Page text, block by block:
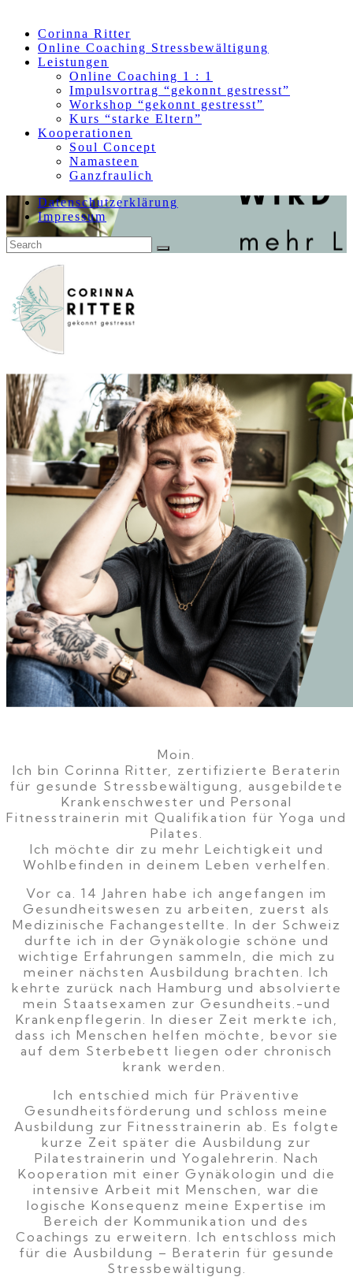
content
Corinna Ritter
Online Coaching Stressbewältigung
Leistungen
Online Coaching 1 : 1
Impulsvortrag “gekonnt gestresst”
Workshop “gekonnt gestresst”
Kurs “starke Eltern”
Kooperationen
Soul Concept
Namasteen
Ganzfraulich
Datenschutzerklärung
Impressum
Moin.
Ich bin Corinna Ritter, zertifizierte Beraterin
für gesunde Stressbewältigung, ausgebildete
Krankenschwester und Personal
Fitnesstrainerin mit Qualifikation für Yoga und
Pilates.
Ich möchte dir zu mehr Leichtigkeit und
Wohlbefinden in deinem Leben verhelfen.
Vor ca. 14 Jahren habe ich angefangen im
Gesundheitswesen zu arbeiten, zuerst als
Medizinische Fachangestellte. In der Schweiz
durfte ich in der Gynäkologie schöne und
wichtige Erfahrungen sammeln, die mich zu
meiner nächsten Ausbildung brachten. Ich
kehrte zurück nach Hamburg und absolvierte
mein Staatsexamen zur Gesundheits.-und
Krankenpflegerin. In dieser Zeit merkte ich,
dass ich Menschen helfen möchte, bevor sie
auf dem Sterbebett liegen oder chronisch
krank werden.
Ich entschied mich für Präventive
Gesundheitsförderung und schloss meine
Ausbildung zur Fitnesstrainerin ab. Es folgte
kurze Zeit später die Ausbildung zur
Pilatestrainerin und Yogalehrerin. Nach
Kooperation mit einer Gynäkologin und die
intensive Arbeit mit Menschen, war die
logische Konsequenz meine Expertise im
Bereich der Kommunikation und des
Coachings zu erweitern. Ich entschloss mich
für die Ausbildung – Beraterin für gesunde
Stressbewältigung.